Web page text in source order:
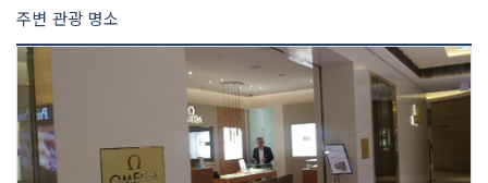
주변 관광 명소